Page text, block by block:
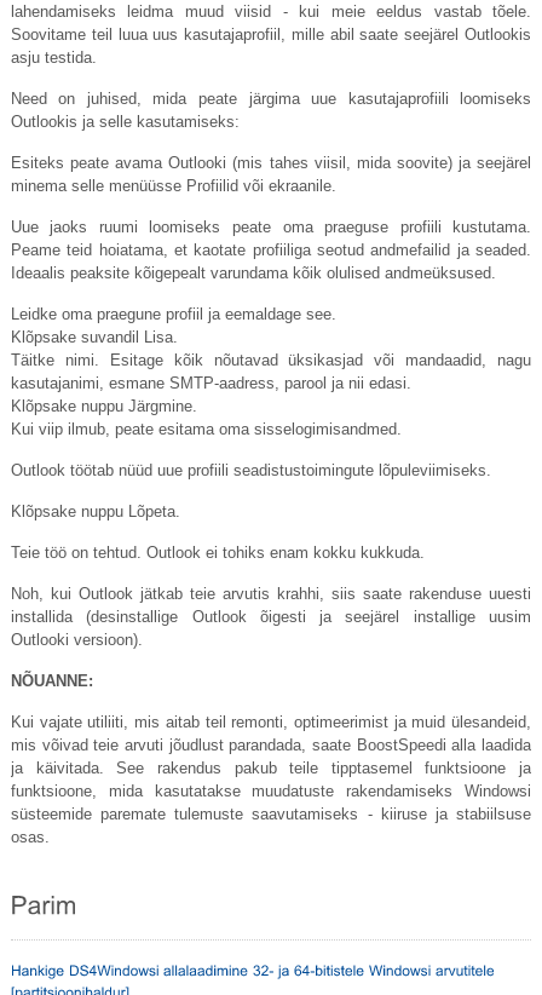
lahendamiseks leidma muud viisid - kui meie eeldus vastab tõele.
Soovitame teil luua uus kasutajaprofiil, mille abil saate seejärel Outlookis
asju testida.
Need on juhised, mida peate järgima uue kasutajaprofiili loomiseks
Outlookis ja selle kasutamiseks:
Esiteks peate avama Outlooki (mis tahes viisil, mida soovite) ja seejärel
minema selle menüüsse Profiilid või ekraanile.
Uue jaoks ruumi loomiseks peate oma praeguse profiili kustutama.
Peame teid hoiatama, et kaotate profiiliga seotud andmefailid ja seaded.
Ideaalis peaksite kõigepealt varundama kõik olulised andmeüksused.
Leidke oma praegune profiil ja eemaldage see.
Klõpsake suvandil Lisa.
Täitke nimi. Esitage kõik nõutavad üksikasjad või mandaadid, nagu
kasutajanimi, esmane SMTP-aadress, parool ja nii edasi.
Klõpsake nuppu Järgmine.
Kui viip ilmub, peate esitama oma sisselogimisandmed.
Outlook töötab nüüd uue profiili seadistustoimingute lõpuleviimiseks.
Klõpsake nuppu Lõpeta.
Teie töö on tehtud. Outlook ei tohiks enam kokku kukkuda.
Noh, kui Outlook jätkab teie arvutis krahhi, siis saate rakenduse uuesti
installida (desinstallige Outlook õigesti ja seejärel installige uusim
Outlooki versioon).
NÕUANNE:
Kui vajate utiliiti, mis aitab teil remonti, optimeerimist ja muid ülesandeid,
mis võivad teie arvuti jõudlust parandada, saate BoostSpeedi alla laadida
ja käivitada. See rakendus pakub teile tipptasemel funktsioone ja
funktsioone, mida kasutatakse muudatuste rakendamiseks Windowsi
süsteemide paremate tulemuste saavutamiseks - kiiruse ja stabiilsuse
osas.